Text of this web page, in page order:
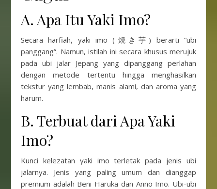
A. Apa Itu Yaki Imo?
Secara harfiah, yaki imo (焼き芋) berarti “ubi
panggang”. Namun, istilah ini secara khusus merujuk
pada ubi jalar Jepang yang dipanggang perlahan
dengan metode tertentu hingga menghasilkan
tekstur yang lembab, manis alami, dan aroma yang
harum.
B. Terbuat dari Apa Yaki
Imo?
Kunci kelezatan yaki imo terletak pada jenis ubi
jalarnya. Jenis yang paling umum dan dianggap
premium adalah Beni Haruka dan Anno Imo. Ubi-ubi